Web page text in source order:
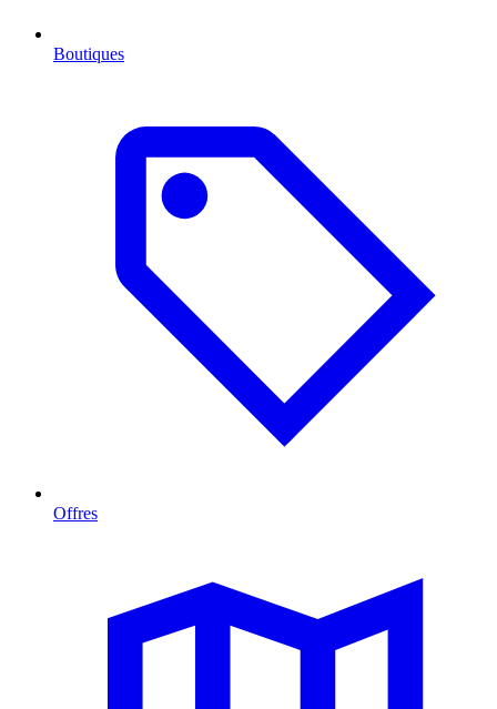
Boutiques
Offres